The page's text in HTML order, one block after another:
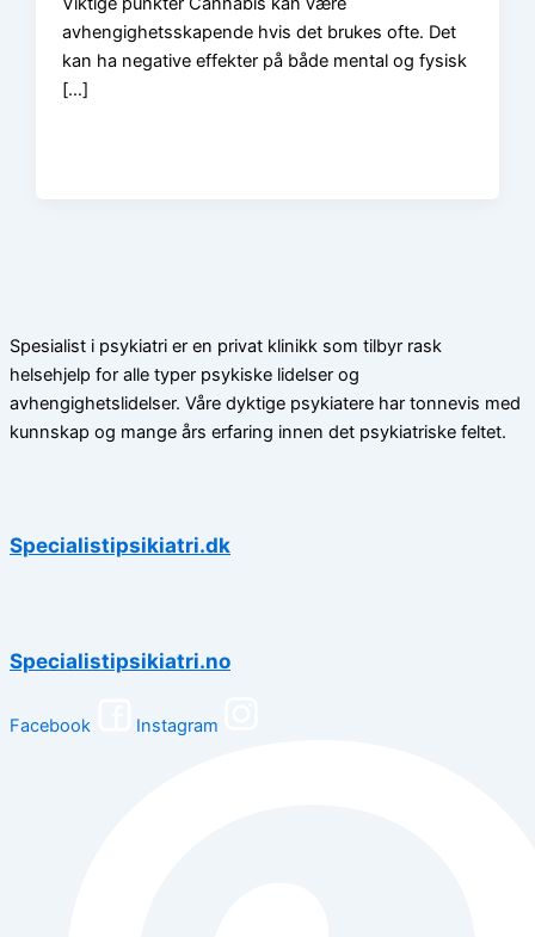
avhengighetsskapende hvis det brukes ofte. Det
kan ha negative effekter på både mental og fysisk
[…]
Spesialist i psykiatri er en privat klinikk som tilbyr rask
helsehjelp for alle typer psykiske lidelser og
avhengighetslidelser. Våre dyktige psykiatere har tonnevis med
kunnskap og mange års erfaring innen det psykiatriske feltet.
Specialistipsikiatri.dk
Specialistipsikiatri.no
Facebook Instagram